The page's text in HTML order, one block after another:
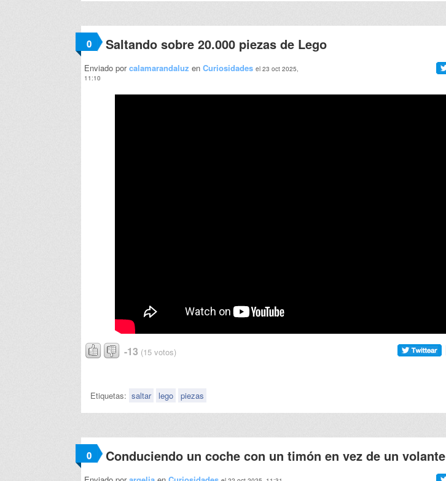
0 Saltando sobre 20.000 piezas de Lego
Enviado porcalamarandaluz en Curiosidades el 23 oct 2025,
11:10
-13 (15 votos)
Etiquetas: saltar lego piezas
0 Conduciendo un coche con un timón en vez de un volante